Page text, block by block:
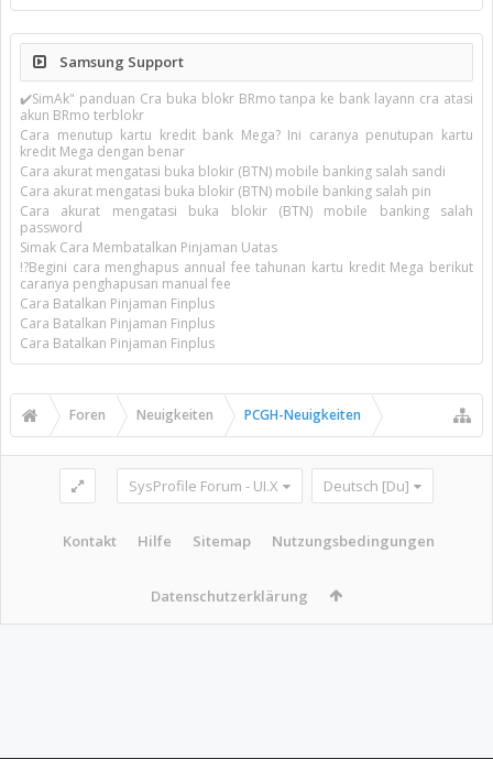
Samsung Support
✔️SimAk" panduan Cra buka blokr BRmo tanpa ke bank layann cra atasi
akun BRmo terblokr
Cara menutup kartu kredit bank Mega? Ini caranya penutupan kartu
kredit Mega dengan benar
Cara akurat mengatasi buka blokir (BTN) mobile banking salah sandi
Cara akurat mengatasi buka blokir (BTN) mobile banking salah pin
Cara akurat mengatasi buka blokir (BTN) mobile banking salah
password
Simak Cara Membatalkan Pinjaman Uatas
!?Begini cara menghapus annual fee tahunan kartu kredit Mega berikut
caranya penghapusan manual fee
Cara Batalkan Pinjaman Finplus
Cara Batalkan Pinjaman Finplus
Cara Batalkan Pinjaman Finplus
Foren Neuigkeiten PCGH-Neuigkeiten
SysProfile Forum - UI.X Deutsch [Du]
Kontakt Hilfe Sitemap Nutzungsbedingungen
Datenschutzerklärung